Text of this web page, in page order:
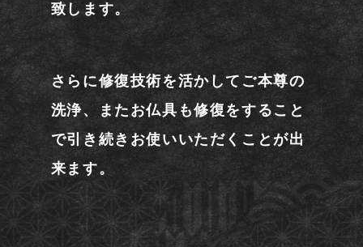
致します。
さらに修復技術を活かしてご本尊の
洗浄、またお仏具も修復をすること
で引き続きお使いいただくことが出
来ます。